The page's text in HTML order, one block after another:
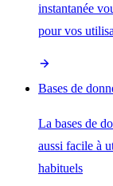
instantanée
pour vos
Bases de
La bases de
aussi facile à
habituels